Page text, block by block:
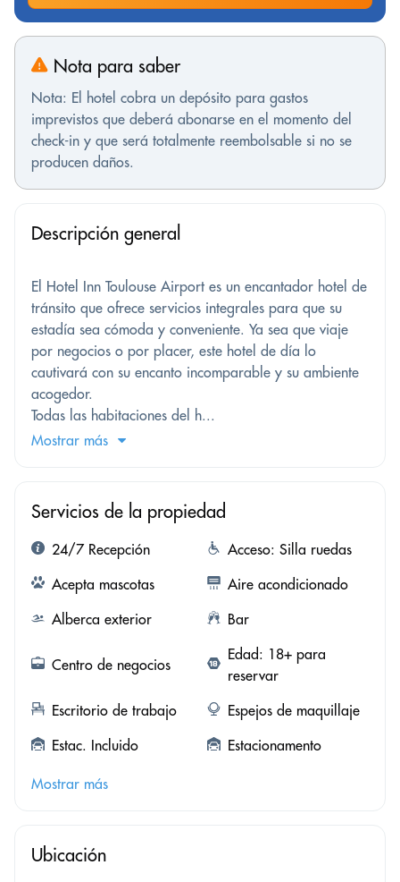
Nota para saber
Nota: El hotel cobra un depósito para gastos
imprevistos que deberá abonarse en el momento del
check-in y que será totalmente reembolsable si no se
producen daños.
Descripción general
El Hotel Inn Toulouse Airport es un encantador hotel de
tránsito que ofrece servicios integrales para que su
estadía sea cómoda y conveniente. Ya sea que viaje
por negocios o por placer, este hotel de día lo
cautivará con su encanto incomparable y su ambiente
acogedor.
Todas las habitaciones del h...
Mostrar más
Servicios de la propiedad
24/7 Recepción
Acceso: Silla ruedas
Acepta mascotas
Aire acondicionado
Alberca exterior
Bar
Centro de negocios
Edad: 18+ para
reservar
Escritorio de trabajo
Espejos de maquillaje
Estac. Incluido
Estacionamento
Mostrar más
Ubicación